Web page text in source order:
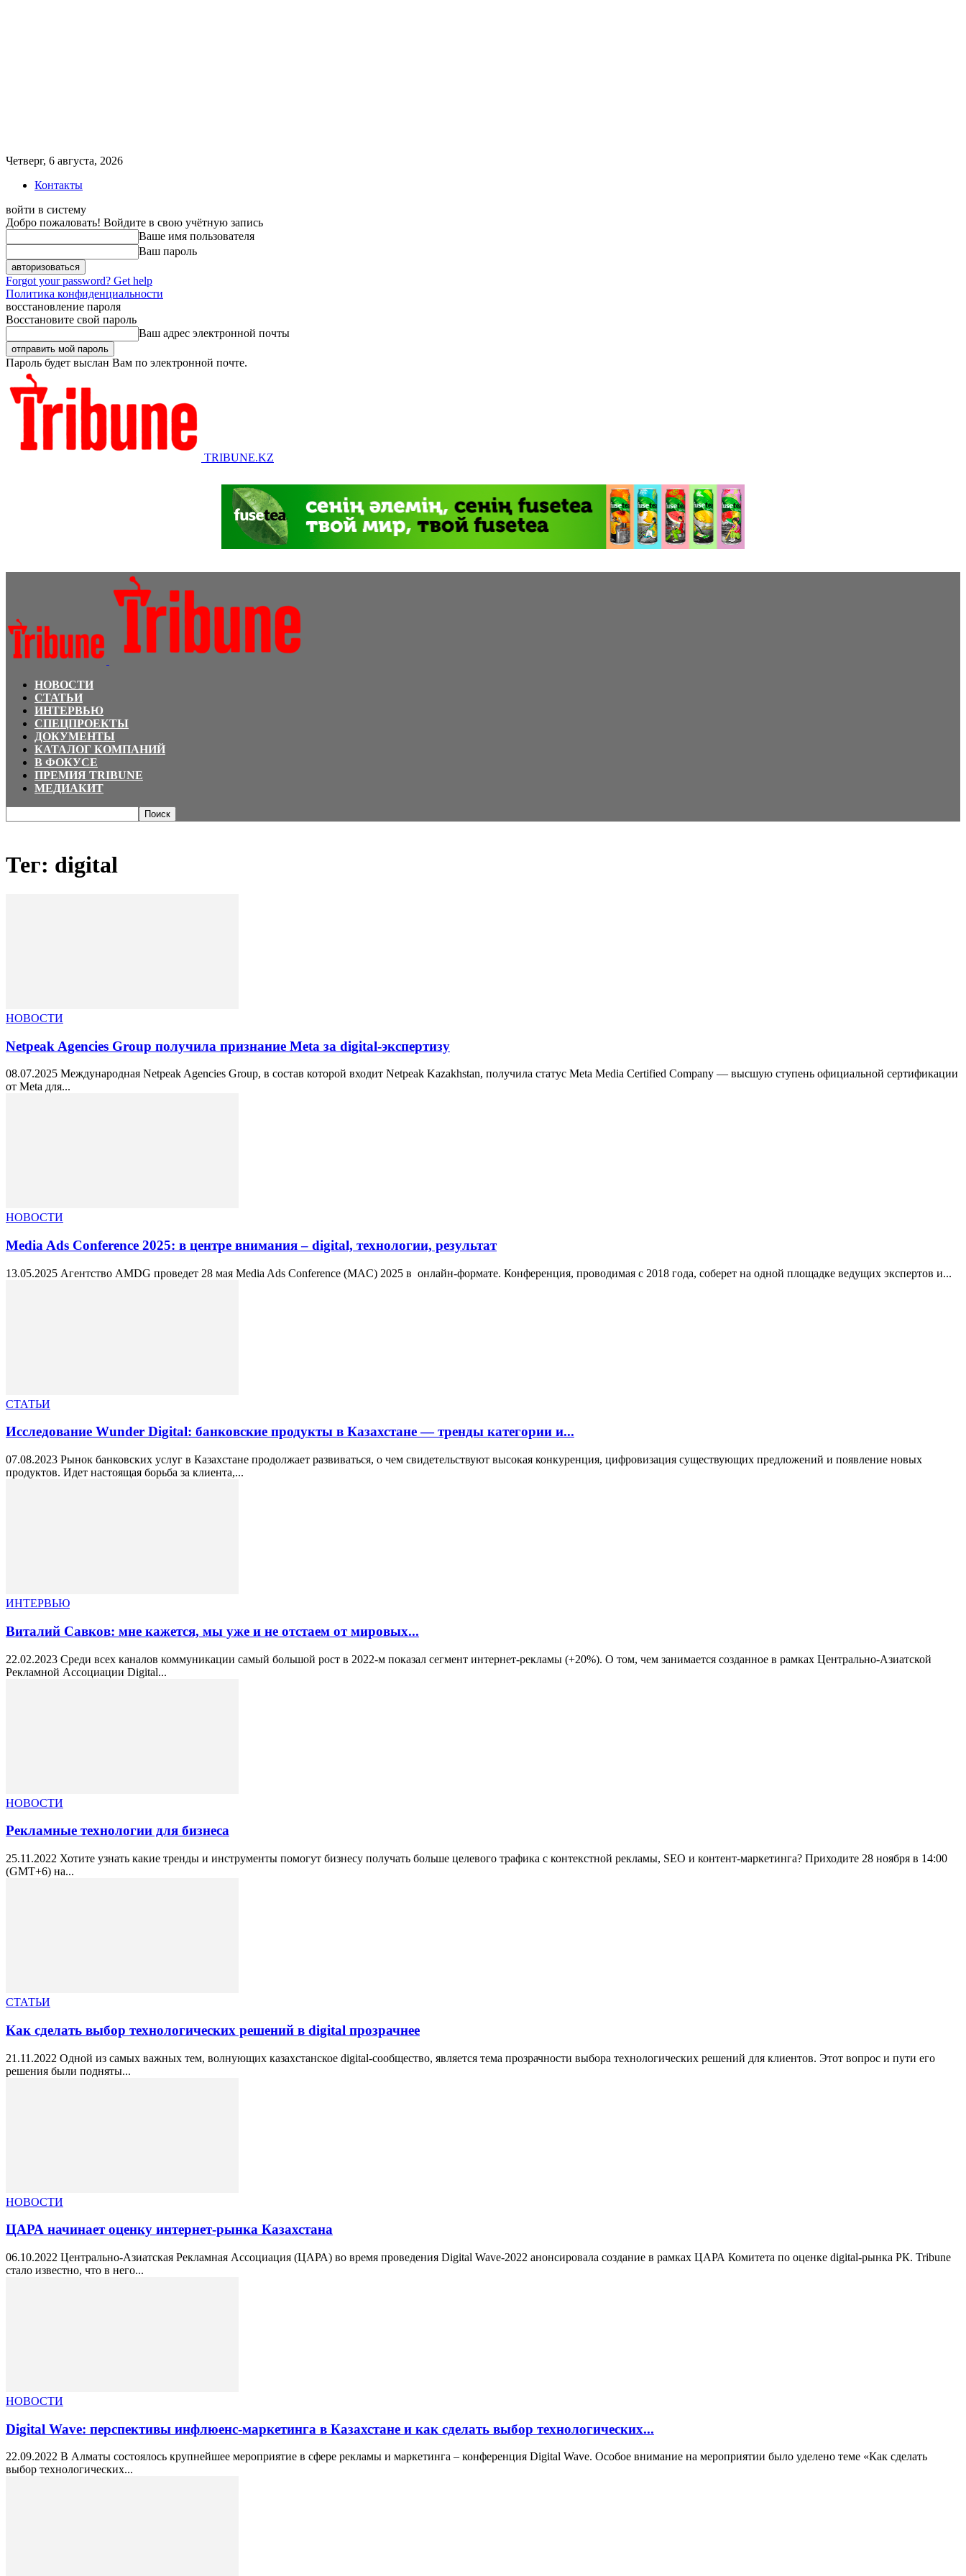
Четверг, 6 августа, 2026
Контакты
войти в систему
Добро пожаловать! Войдите в свою учётную запись
Ваше имя пользователя
Ваш пароль
Forgot your password? Get help
Политика конфиденциальности
восстановление пароля
Восстановите свой пароль
Ваш адрес электронной почты
Пароль будет выслан Вам по электронной почте.
TRIBUNE.KZ
НОВОСТИ
СТАТЬИ
ИНТЕРВЬЮ
СПЕЦПРОЕКТЫ
ДОКУМЕНТЫ
КАТАЛОГ КОМПАНИЙ
В ФОКУСЕ
ПРЕМИЯ TRIBUNE
МЕДИАКИТ
Тег: digital
НОВОСТИ
Netpeak Agencies Group получила признание Meta за digital-экспертизу
08.07.2025 Международная Netpeak Agencies Group, в состав которой входит Netpeak Kazakhstan, получила статус Meta Media Certified Company — высшую ступень официальной сертификации
от Meta для...
НОВОСТИ
Media Ads Conference 2025: в центре внимания – digital, технологии, результат
13.05.2025 Агентство AMDG проведет 28 мая Media Ads Conference (MAC) 2025 в онлайн-формате. Конференция, проводимая с 2018 года, соберет на одной площадке ведущих экспертов и...
СТАТЬИ
Исследование Wunder Digital: банковские продукты в Казахстане — тренды категории и...
07.08.2023 Рынок банковских услуг в Казахстане продолжает развиваться, о чем свидетельствуют высокая конкуренция, цифровизация существующих предложений и появление новых
продуктов. Идет настоящая борьба за клиента,...
ИНТЕРВЬЮ
Виталий Савков: мне кажется, мы уже и не отстаем от мировых...
22.02.2023 Среди всех каналов коммуникации самый большой рост в 2022-м показал сегмент интернет-рекламы (+20%). О том, чем занимается созданное в рамках Центрально-Азиатской
Рекламной Ассоциации Digital...
НОВОСТИ
Рекламные технологии для бизнеса
25.11.2022 Хотите узнать какие тренды и инструменты помогут бизнесу получать больше целевого трафика с контекстной рекламы, SEO и контент-маркетинга? Приходите 28 ноября в 14:00
(GMT+6) на...
СТАТЬИ
Как сделать выбор технологических решений в digital прозрачнее
21.11.2022 Одной из самых важных тем, волнующих казахстанское digital-сообщество, является тема прозрачности выбора технологических решений для клиентов. Этот вопрос и пути его
решения были подняты...
НОВОСТИ
ЦАРА начинает оценку интернет-рынка Казахстана
06.10.2022 Центрально-Азиатская Рекламная Ассоциация (ЦАРА) во время проведения Digital Wave-2022 анонсировала создание в рамках ЦАРА Комитета по оценке digital-рынка РК. Tribune
стало известно, что в него...
НОВОСТИ
Digital Wave: перспективы инфлюенс-маркетинга в Казахстане и как сделать выбор технологических...
22.09.2022 В Алматы состоялось крупнейшее мероприятие в сфере рекламы и маркетинга – конференция Digital Wave. Особое внимание на мероприятии было уделено теме «Как сделать
выбор технологических...